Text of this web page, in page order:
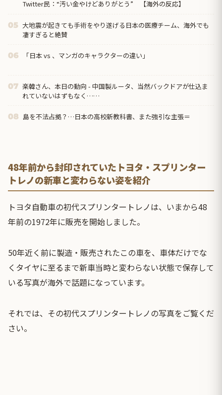
Twitter民：“汚い金やけどありがとう” 【海外の反応】
05 大地震が起きても手術をやり遂げる日本の医療チーム、海外でも
凄すぎると絶賛
06 「日本 vs 、マンガのキャラクターの違い」
07 楽韓さん、本日の動向 - 中国製ルータ、当然バックドアが仕込ま
れていないはずもなく……
08 島を不法占拠？…日本の高校新教科書、また強引な主張＝
48年前から封印されていたトヨタ・スプリンター
トレノの新車と変わらない姿を紹介
トヨタ自動車の初代スプリンタートレノは、いまから48
年前の1972年に販売を開始しました。
50年近く前に製造・販売されたこの車を、車体だけでな
くタイヤに至るまで新車当時と変わらない状態で保存して
いる写真が海外で話題になっています。
それでは、その初代スプリンタートレノの写真をご覧くだ
さい。